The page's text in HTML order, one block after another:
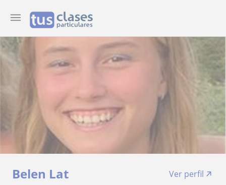
Belen Lat
Ver perfil